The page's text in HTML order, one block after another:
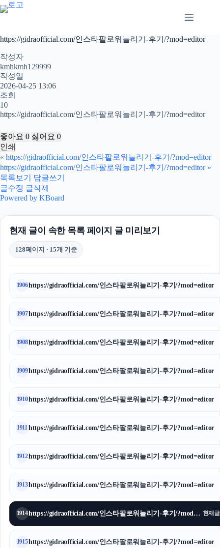
본
문
로
너
뛰
기
https://gidraofficial.com/인스타팔로워늘리기-후기/?mod=editor
작성자
kmhkmh129999
작성일
2026-04-25 13:06
조회
10
https://gidraofficial.com/인스타팔로워늘리기-후기/?mod=editor
좋아요 0 싫어요 0
인쇄
« https://gidraofficial.com/인스타팔로워늘리기-후기/?mod=editor
https://gidraofficial.com/인스타팔로워늘리기-후기/?mod=editor »
목록보기
답글쓰기
글수정 글삭제
Powered by KBoard
현재 글이 속한 목록 페이지 글 미리보기
128페이지 · 15개 기준
1906https://gidraofficial.com/인스타팔로워늘리기-후기/?mod=editor
1907https://gidraofficial.com/인스타팔로워늘리기-후기/?mod=editor
1908https://gidraofficial.com/인스타팔로워늘리기-후기/?mod=editor
1909https://gidraofficial.com/인스타팔로워늘리기-후기/?mod=editor
1910https://gidraofficial.com/인스타팔로워늘리기-후기/?mod=editor
1911https://gidraofficial.com/인스타팔로워늘리기-후기/?mod=editor
1912https://gidraofficial.com/인스타팔로워늘리기-후기/?mod=editor
1913https://gidraofficial.com/인스타팔로워늘리기-후기/?mod=editor
1914 https://gidraofficial.com/인스타팔로워늘리기-후기/?mod=editor 현재글
1915https://gidraofficial.com/인스타팔로워늘리기-후기/?mod=editor